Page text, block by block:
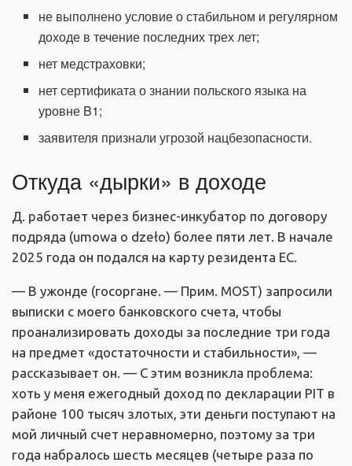
не выполнено условие о стабильном и регулярном
доходе в течение последних трех лет;
нет медстраховки;
нет сертификата о знании польского языка на
уровне B1;
заявителя признали угрозой нацбезопасности.
Откуда «дырки» в доходе
Д. работает через бизнес-инкубатор по договору
подряда (umowa o dzeło) более пяти лет. В начале
2025 года он подался на карту резидента ЕС.
— В ужонде (госоргане. — Прим. MOST) запросили
выписки с моего банковского счета, чтобы
проанализировать доходы за последние три года
на предмет «достаточности и стабильности», —
рассказывает он. — С этим возникла проблема:
хоть у меня ежегодный доход по декларации PIT в
районе 100 тысяч злотых, эти деньги поступают на
мой личный счет неравномерно, поэтому за три
года набралось шесть месяцев (четыре раза по